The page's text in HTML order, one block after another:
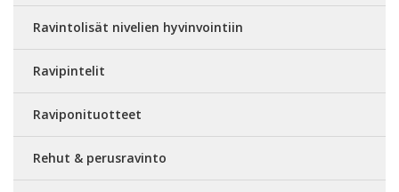
Ravintolisät nivelien hyvinvointiin
Ravipintelit
Raviponituotteet
Rehut & perusravinto